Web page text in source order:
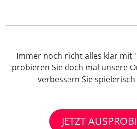
Immer noch nicht alles klar mit
probieren Sie doch mal unsere
verbessern Sie
JETZT